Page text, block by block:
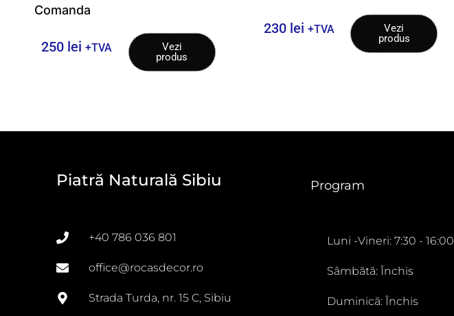
Comanda
250 lei +TVA
Vezi
produs
230 lei +TVA
Vezi
produs
Piatră Naturală Sibiu
+40 786 036 801
office@rocasdecor.ro
Strada Turda, nr. 15 C, Sibiu
Program
Luni -Vineri: 7:30 - 16:00
Sâmbătă: Închis
Duminică: Închis